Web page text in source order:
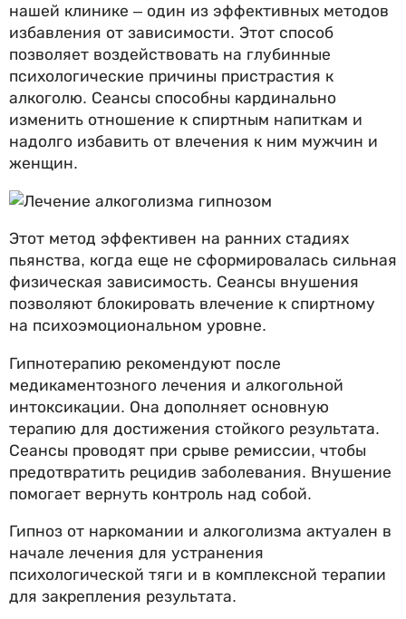
нашей клинике – один из эффективных методов
избавления от зависимости. Этот способ
позволяет воздействовать на глубинные
психологические причины пристрастия к
алкоголю. Сеансы способны кардинально
изменить отношение к спиртным напиткам и
надолго избавить от влечения к ним мужчин и
женщин.
Этот метод эффективен на ранних стадиях
пьянства, когда еще не сформировалась сильная
физическая зависимость. Сеансы внушения
позволяют блокировать влечение к спиртному
на психоэмоциональном уровне.
Гипнотерапию рекомендуют после
медикаментозного лечения и алкогольной
интоксикации. Она дополняет основную
терапию для достижения стойкого результата.
Сеансы проводят при срыве ремиссии, чтобы
предотвратить рецидив заболевания. Внушение
помогает вернуть контроль над собой.
Гипноз от наркомании и алкоголизма актуален в
начале лечения для устранения
психологической тяги и в комплексной терапии
для закрепления результата.